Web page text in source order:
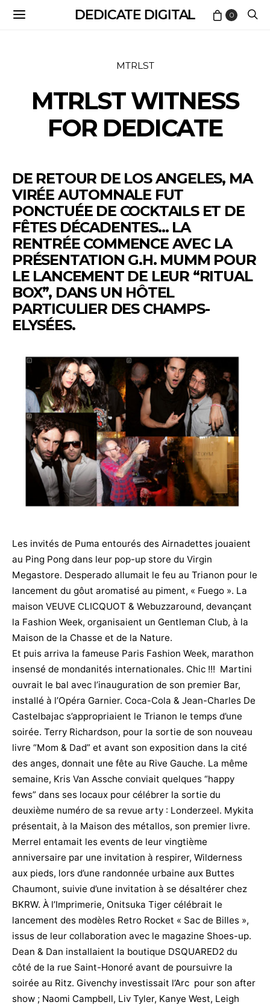
DEDICATE DIGITAL 0
MTRLST
MTRLST WITNESS
FOR DEDICATE
DE RETOUR DE LOS ANGELES, MA
VIRÉE AUTOMNALE FUT
PONCTUÉE DE COCKTAILS ET DE
FÊTES DÉCADENTES… LA
RENTRÉE COMMENCE AVEC LA
PRÉSENTATION G.H. MUMM POUR
LE LANCEMENT DE LEUR “RITUAL
BOX”, DANS UN HÔTEL
PARTICULIER DES CHAMPS-
ELYSÉES.
Les invités de Puma entourés des Airnadettes jouaient
au Ping Pong dans leur pop-up store du Virgin
Megastore. Desperado allumait le feu au Trianon pour le
lancement du gôut aromatisé au piment, « Fuego ». La
maison VEUVE CLICQUOT & Webuzzaround, devançant
la Fashion Week, organisaient un Gentleman Club, à la
Maison de la Chasse et de la Nature.
Et puis arriva la fameuse Paris Fashion Week, marathon
insensé de mondanités internationales. Chic !!! Martini
ouvrait le bal avec l’inauguration de son premier Bar,
installé à l’Opéra Garnier. Coca-Cola & Jean-Charles De
Castelbajac s’appropriaient le Trianon le temps d’une
soirée. Terry Richardson, pour la sortie de son nouveau
livre “Mom & Dad” et avant son exposition dans la cité
des anges, donnait une fête au Rive Gauche. La même
semaine, Kris Van Assche conviait quelques “happy
fews” dans ses locaux pour célébrer la sortie du
deuxième numéro de sa revue arty : Londerzeel. Mykita
présentait, à la Maison des métallos, son premier livre.
Merrel entamait les events de leur vingtième
anniversaire par une invitation à respirer, Wilderness
aux pieds, lors d’une randonnée urbaine aux Buttes
Chaumont, suivie d’une invitation à se désaltérer chez
BKRW. À l’Imprimerie, Onitsuka Tiger célébrait le
lancement des modèles Retro Rocket « Sac de Billes »,
issus de leur collaboration avec le magazine Shoes-up.
Dean & Dan installaient la boutique DSQUARED2 du
côté de la rue Saint-Honoré avant de poursuivre la
soirée au Ritz. Givenchy investissait l’Arc pour son after
show ; Naomi Campbell, Liv Tyler, Kanye West, Leigh